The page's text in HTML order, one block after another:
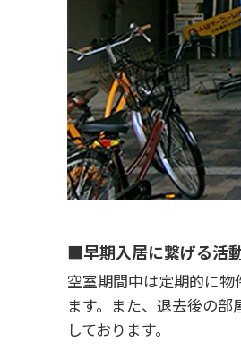
■早期入居に繋げる活
空室期間中は定期的に
ます。また、退去後の
しております。